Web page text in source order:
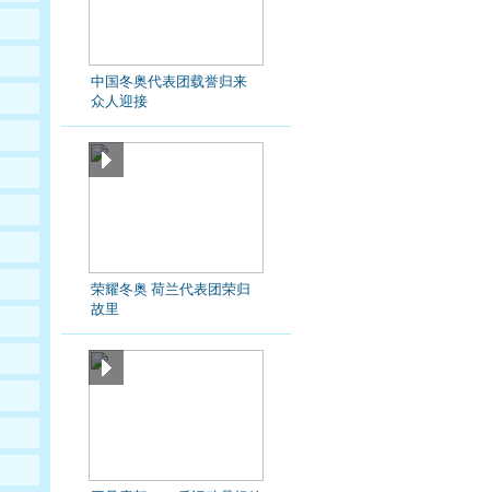
中国冬奥代表团载誉归来
众人迎接
荣耀冬奥 荷兰代表团荣归
故里